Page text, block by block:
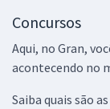
Concursos
Aqui, no Gran,
acontecendo no
Saiba quais são